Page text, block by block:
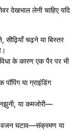
देखभाल लेनी चाहिए यदि
चढ़ने या बिस्तर
के कारण एक पैर पर भी
या ग्राइंडिंग
या कमजोरी—
वजन घटाव—संक्रमण या